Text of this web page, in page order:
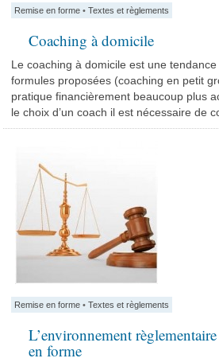
Remise en forme •Textes et règlements
Coaching à domicile
Le coaching à domicile est une
formules proposées (coaching en petit
pratique financièrement beaucoup plus
le choix d’un coach il est nécessaire de
Remise en forme •Textes et règlements
L’environnement
en forme